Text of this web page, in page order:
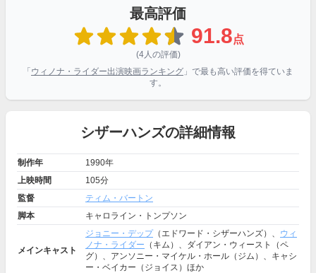
最高評価
91.8点
(4人の評価)
「 ウィノナ・ライダー出演映画ランキング 」で最も高い評価を得ていま
す。
シザーハンズの詳細情報
制作年
1990年
上映時間
105分
監督
ティム・バートン
脚本
キャロライン・トンプソン
メインキャスト
ジョニー・デップ（エドワード・シザーハンズ）、 ウィ
ノナ・ライダー （キム）、ダイアン・ウィースト（ペ
グ）、アンソニー・マイケル・ホール（ジム）、キャシ
ー・ベイカー（ジョイス）ほか